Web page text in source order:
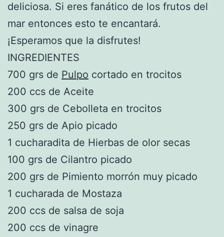
deliciosa. Si eres fanático de los frutos del
mar entonces esto te encantará.
¡Esperamos que la disfrutes!
INGREDIENTES
700 grs de Pulpo cortado en trocitos
200 ccs de Aceite
300 grs de Cebolleta en trocitos
250 grs de Apio picado
1 cucharadita de Hierbas de olor secas
100 grs de Cilantro picado
200 grs de Pimiento morrón muy picado
1 cucharada de Mostaza
200 ccs de salsa de soja
200 ccs de vinagre